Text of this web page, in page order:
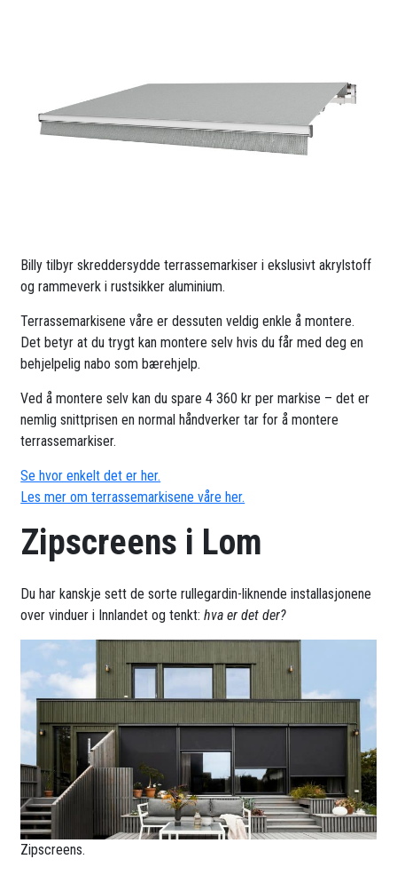
Billy tilbyr skreddersydde terrassemarkiser i ekslusivt akrylstoff
og rammeverk i rustsikker aluminium.
Terrassemarkisene våre er dessuten veldig enkle å montere.
Det betyr at du trygt kan montere selv hvis du får med deg en
behjelpelig nabo som bærehjelp.
Ved å montere selv kan du spare 4 360 kr per markise – det er
nemlig snittprisen en normal håndverker tar for å montere
terrassemarkiser.
Se hvor enkelt det er her.
Les mer om terrassemarkisene våre her.
Zipscreens i Lom
Du har kanskje sett de sorte rullegardin-liknende installasjonene
over vinduer i Innlandet og tenkt:hva er det der?
Zipscreens.